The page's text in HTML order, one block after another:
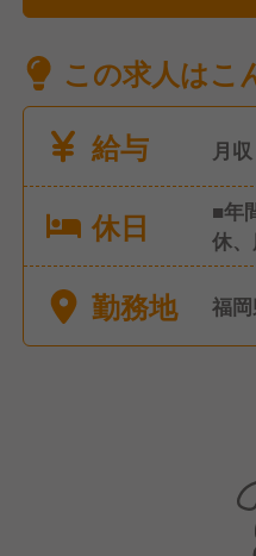
この求人はこ
給与
月収
休日
■年
休
後
日
勤務地 福